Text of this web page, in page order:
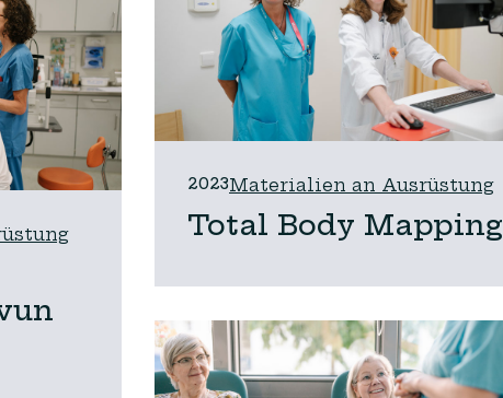
2023Materialien an Ausrüstung
Total Body Mapping